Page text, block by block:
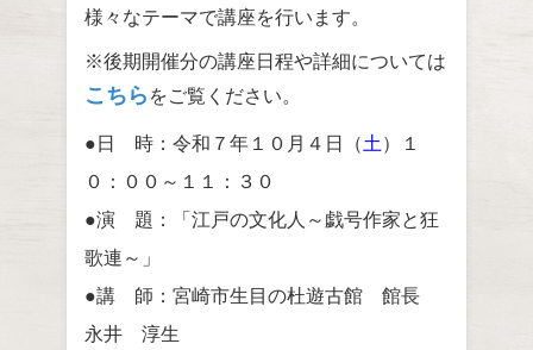
様々なテーマで講座を行います。
※後期開催分の講座日程や詳細については
こちら をご覧ください。
●日 時：令和７年１０月４日（土 ）１
０：００～１１：３０
●演 題：「江戸の文化人～戯号作家と狂
歌連～」
●講 師：宮崎市生目の杜遊古館 館長
永井 淳生